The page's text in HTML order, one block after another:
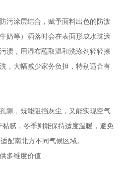
污涂层结合，赋予面料出色的防泼
奶等）洒落时会在表面形成水珠滚
渍，用湿布蘸取温和洗涤剂轻轻擦
，大幅减少家务负担，特别适合有
隙，既能阻挡灰尘，又能实现空气
腻，冬季则能保持适度温暖，避免
配南北方不同气候区域。
多维度价值